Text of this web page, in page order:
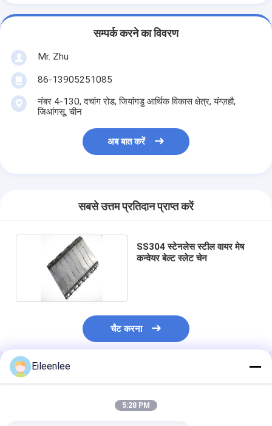
सम्पर्क करने का विवरण
Mr. Zhu
86-13905251085
नंबर 4-130, दचांग रोड, जियांगडु आर्थिक विकास क्षेत्र, यंग्ज़हौ,
जिआंगसू, चीन
अब बात करें
सबसे उत्तम प्रतिदान प्राप्त करें
SS304 स्टेनलेस स्टील वायर मेष
कन्वेयर बेल्ट स्लेट चेन
चैट करना
अनुशंसित उत्पाद
Eileenlee
5:28 PM